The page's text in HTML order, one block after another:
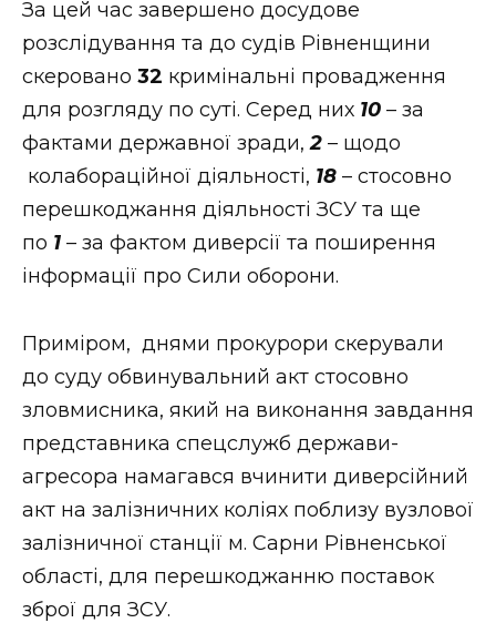
За цей час завершено досудове
розслідування та до судів Рівненщини
скеровано 32 кримінальні провадження
для розгляду по суті. Серед них 10 – за
фактами державної зради,2 – щодо
колабораційної діяльності, 18 – стосовно
перешкоджання діяльності ЗСУ та ще
по 1 – за фактом диверсії та поширення
інформації про Сили оборони.
Приміром, днями прокурори скерували
до суду обвинувальний акт стосовно
зловмисника, який на виконання завдання
представника спецслужб держави-
агресора намагався вчинити диверсійний
акт на залізничних коліях поблизу вузлової
залізничної станції м. Сарни Рівненської
області, для перешкоджанню поставок
зброї для ЗСУ.